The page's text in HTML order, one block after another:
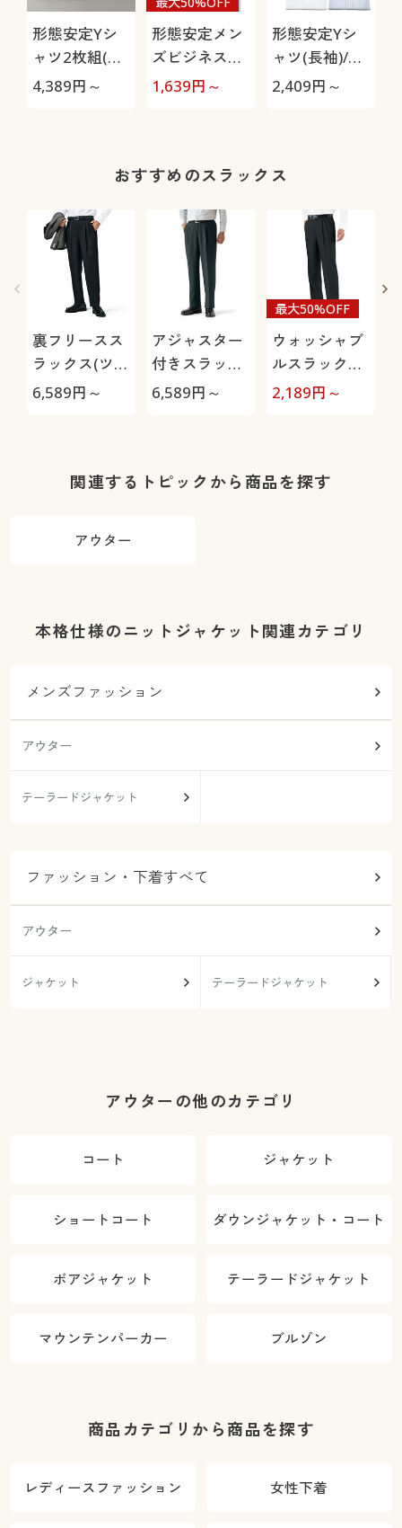
形態安定Yシ
ャツ2枚組(長
袖)/出張・洗
4,389円～
形態安定メン
ズビジネス白
Yシャツ(長
1,639円～
形態安定Yシ
ャツ(長袖)/出
張・洗い替え
2,409円～
おすすめのスラックス
裏フリースス
ラックス(ツー
タック)/洗濯
6,589円～
アジャスター
付きスラック
ス(ツータッ
6,589円～
ウォッシャブ
ルスラックス
(ツータック)
最大50%OFF
2,189円～
関連するトピックから商品を探す
アウター
本格仕様のニットジャケット関連カテゴリ
メンズファッション
アウター
テーラードジャケット
ファッション・下着すべて
アウター
ジャケット テーラードジャケット
アウターの他のカテゴリ
コート ジャケット
ショートコート ダウンジャケット・コート
ボアジャケット テーラードジャケット
マウンテンパーカー ブルゾン
商品カテゴリから商品を探す
レディースファッション 女性下着